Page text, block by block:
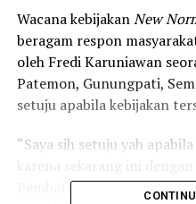
Wacana kebijakanNew
beragam respon
oleh Fredi Karuniawan
Patemon, Gunungpati,
setuju apabila kebijakan
“Saya sih setuju yah
Pembatasan Kegiatan